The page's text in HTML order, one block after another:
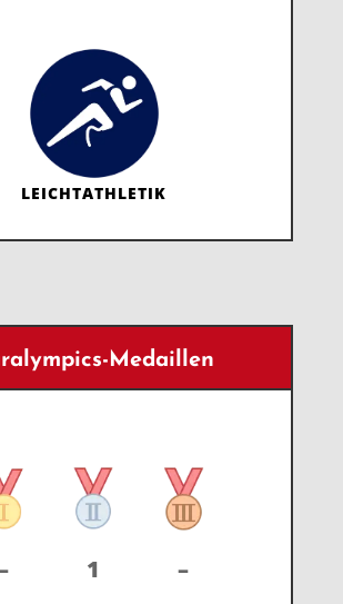
LEICHTATHLETIK
Medaillen
1 –